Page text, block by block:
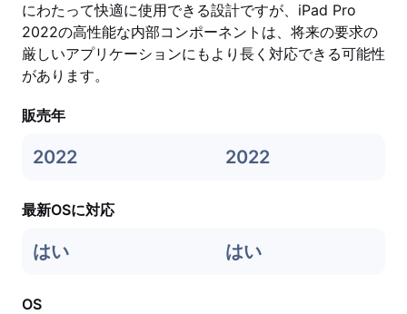
にわたって快適に使用できる設計ですが、iPad Pro
2022の高性能な内部コンポーネントは、将来の要求の
厳しいアプリケーションにもより長く対応できる可能性
があります。
販売年
2022 2022
最新OSに対応
はい はい
OS